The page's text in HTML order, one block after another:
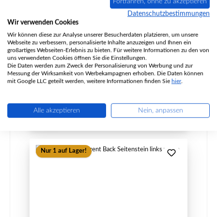
Produktnummer:01055025
Hersteller:Austroflamm
Nur 1 auf Lager!
Datenschutzbestimmungen
Wir verwenden Cookies
Wir können diese zur Analyse unserer Besucherdaten platzieren, um unsere
Webseite zu verbessern, personalisierte Inhalte anzuzeigen und Ihnen ein
großartiges Webseiten-Erlebnis zu bieten. Für weitere Informationen zu den von
uns verwendeten Cookies öffnen Sie die Einstellungen.
Die Daten werden zum Zweck der Personalisierung von Werbung und zur
Messung der Wirksamkeit von Werbekampagnen erhoben. Die Daten können
mit Google LLC geteilt werden, weitere Informationen finden Sie hier.
Alle akzeptieren Nein, anpassen